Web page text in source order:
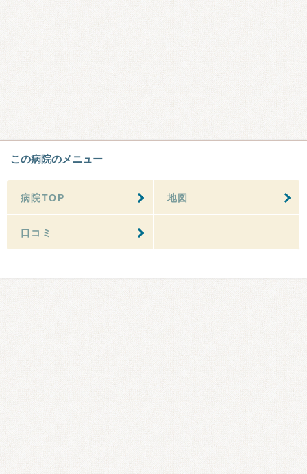
この病院のメニュー
病院TOP 地図
口コミ